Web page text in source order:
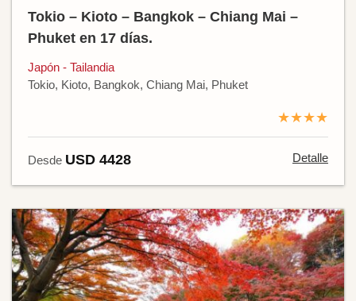
Tokio – Kioto – Bangkok – Chiang Mai –
Phuket en 17 días.
Japón - Tailandia
Tokio, Kioto, Bangkok, Chiang Mai, Phuket
★★★★
Desde USD 4428 Detalle